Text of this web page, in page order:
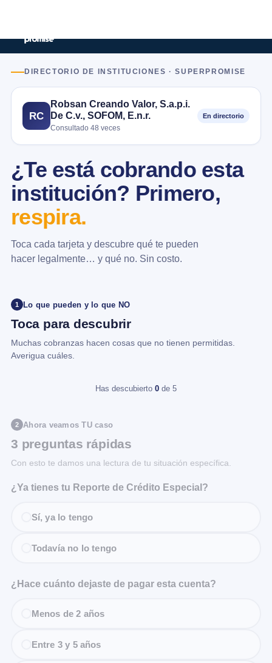
DIRECTORIO DE INSTITUCIONES · SUPERPROMISE
RC
Robsan Creando Valor, S.a.p.i.
De C.v., SOFOM, E.n.r.
Consultado 48 veces
En directorio
¿Te está cobrando esta
institución? Primero,
respira.
Toca cada tarjeta y descubre qué te pueden
hacer legalmente… y qué no. Sin costo.
1 Lo que pueden y lo que NO
Toca para descubrir
Muchas cobranzas hacen cosas que no tienen permitidas.
Averigua cuáles.
Has descubierto 0 de 5
2 Ahora veamos TU caso
3 preguntas rápidas
Con esto te damos una lectura de tu situación específica.
¿Ya tienes tu Reporte de Crédito Especial?
Sí, ya lo tengo
Todavía no lo tengo
¿Hace cuánto dejaste de pagar esta cuenta?
Menos de 2 años
Entre 3 y 5 años